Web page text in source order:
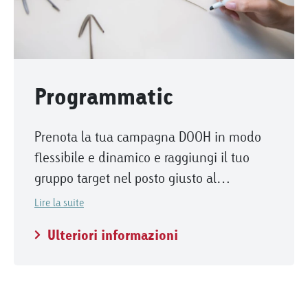
Programmatic
Prenota la tua campagna DOOH in modo
flessibile e dinamico e raggiungi il tuo
gruppo target nel posto giusto al
momento giusto
Lire la suite
Ulteriori informazioni